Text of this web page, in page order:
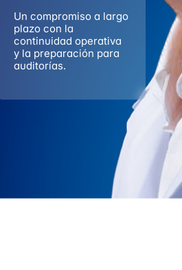
Un compromiso a largo
plazo con la
continuidad operativa
y la preparación para
auditorías.